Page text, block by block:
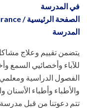
في المدرسة
الصفحة الرئيسية /
المدرسة
يتضمن تقييم وعلاج
للآباء وأخصائيي السمع
الفصول الدراسية
والأطباء وأطباء